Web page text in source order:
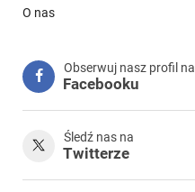
O nas
Obserwuj nasz profil na
Facebooku
Śledź nas na
Twitterze